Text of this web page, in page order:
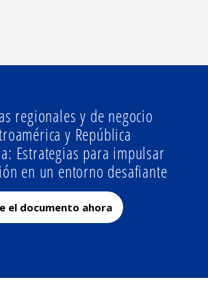
regionales y de negocio
y República
Estrategias para impulsar
en un entorno desafiante
el documento ahora